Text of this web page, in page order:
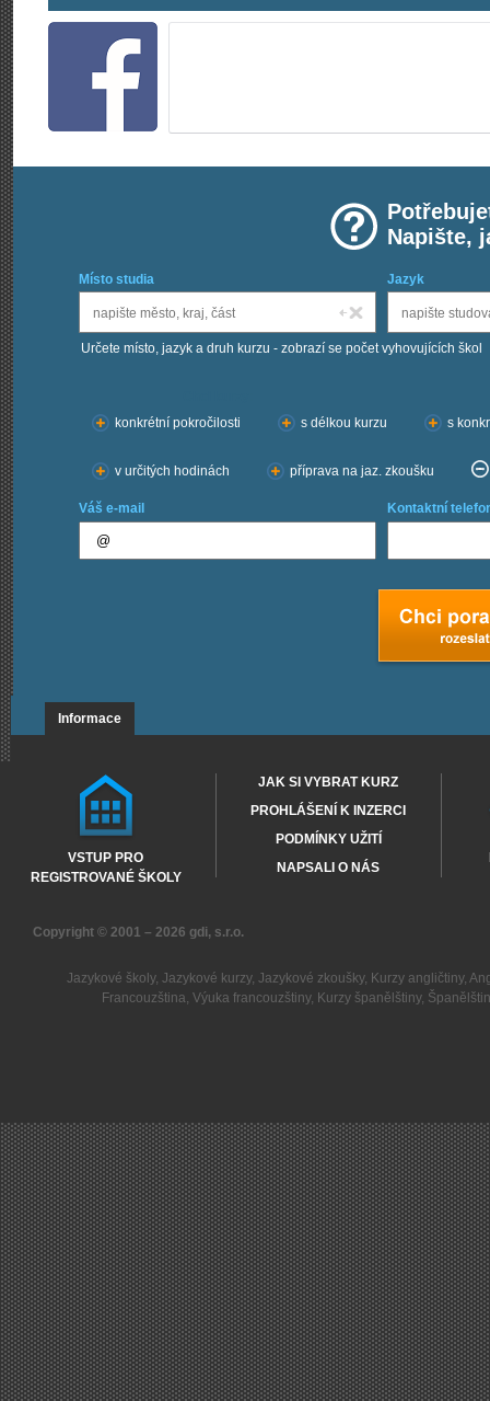
Napište,
Místo studia Jazyk
Určete místo, jazyk a druh kurzu - zobrazí se počet vyhovujících škol
konkrétní pokročilosti
s délkou kurzu s
v určitých hodinách příprava na jaz. zkoušku
Váš e-mail Kontaktní
Informace
VSTUP PRO
REGISTROVANÉ ŠKOLY
JAK SI VYBRAT KURZ
PROHLÁŠENÍ K INZERCI
PODMÍNKY UŽITÍ
NAPSALI O NÁS
Copyright © 2001 – 2026 gdi, s.r.o.
Jazykové školy, Jazykové kurzy, Jazykové zkoušky, Kurzy angličtiny,
Francouzština,Výuka francouzštiny, Kurzy španělštiny,